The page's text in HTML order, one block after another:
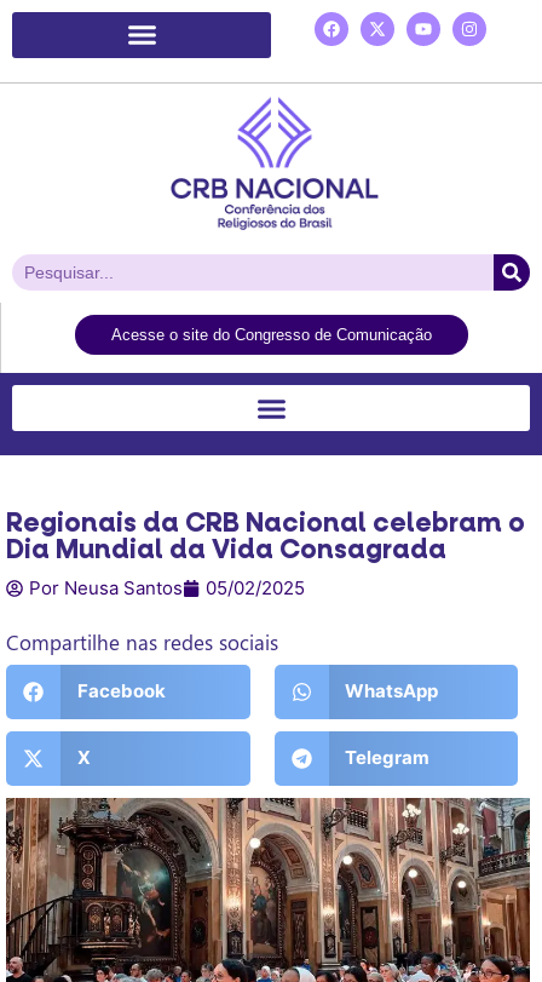
Acesse o site do Congresso de Comunicação
Regionais da CRB Nacional celebram o
Dia Mundial da Vida Consagrada
Por Neusa Santos 05/02/2025
Compartilhe nas redes sociais
Facebook WhatsApp
X Telegram